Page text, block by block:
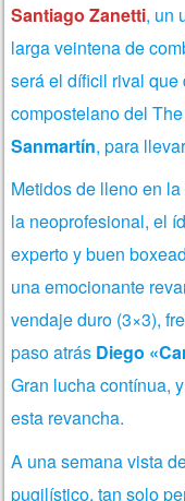
Santiago Zanetti, un
larga veintena de
será el díficil rival
compostelano del
Sanmartín, para
Metidos de lleno en
la neoprofesional, el
experto y buen
una emocionante
vendaje duro (3×3),
paso atrás Diego
Gran lucha contínua,
esta revancha.
A una semana vista
pugilístico, tan solo